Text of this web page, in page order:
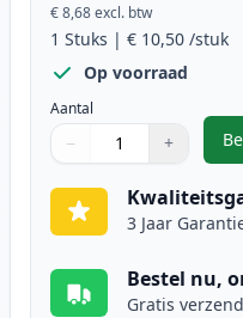
€ 8,68excl. btw
1 Stuks | € 10,50 /stuk
Op voorraad
Aantal
Gebruik de knoppen
− +
1
3 Jaar
Bestel nu,
Gratis